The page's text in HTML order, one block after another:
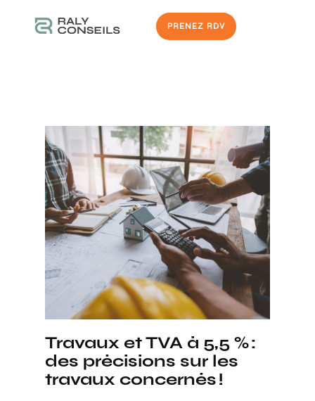
PRENEZ RDV
Travaux et TVA à 5,5 % :
des précisions sur les
travaux concernés !